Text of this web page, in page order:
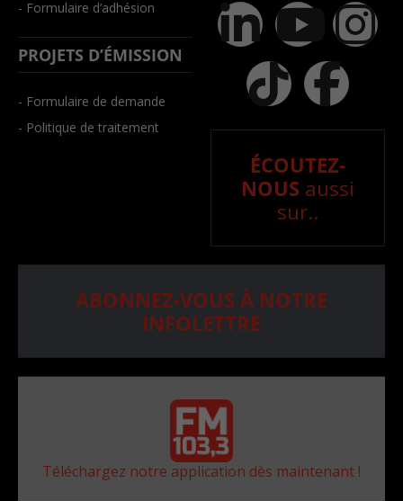
- Formulaire d’adhésion
PROJETS D’ÉMISSION
- Formulaire de demande
- Politique de traitement
ÉCOUTEZ-
NOUS aussi
sur..
ABONNEZ-VOUS À NOTRE
INFOLETTRE
Téléchargez notre application dès maintenant !